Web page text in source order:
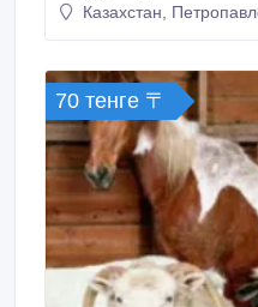
подвижных металлических
приводятся в действие
фиксатором.
Казахстан,
70 тенге 〒